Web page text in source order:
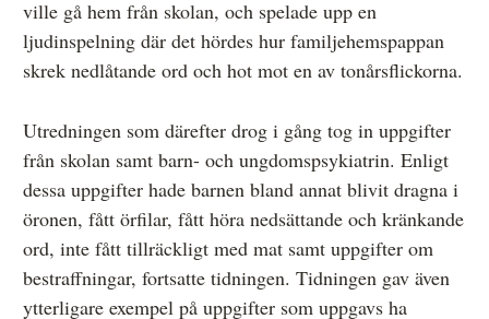
ville gå hem från skolan, och spelade upp en
ljudinspelning där det hördes hur familjehemspappan
skrek nedlåtande ord och hot mot en av tonårsflickorna.
Utredningen som därefter drog i gång tog in uppgifter
från skolan samt barn- och ungdomspsykiatrin. Enligt
dessa uppgifter hade barnen bland annat blivit dragna i
öronen, fått örfilar, fått höra nedsättande och kränkande
ord, inte fått tillräckligt med mat samt uppgifter om
bestraffningar, fortsatte tidningen. Tidningen gav även
ytterligare exempel på uppgifter som uppgavs ha